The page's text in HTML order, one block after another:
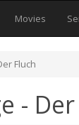
Movies
Fluch
-